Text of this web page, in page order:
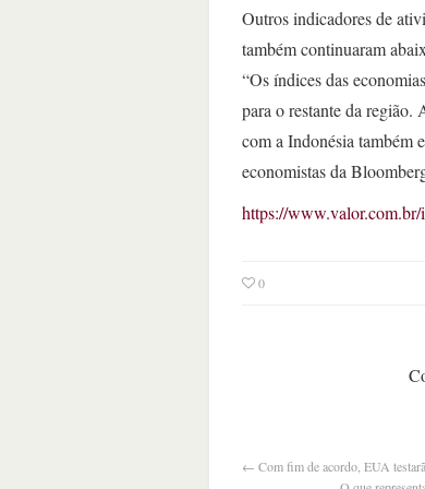
Outros indicadores de
também continuaram
“Os índices das
para o restante da região.
com a Indonésia também
economistas da
https://
0
← Com fim de acordo, EUA